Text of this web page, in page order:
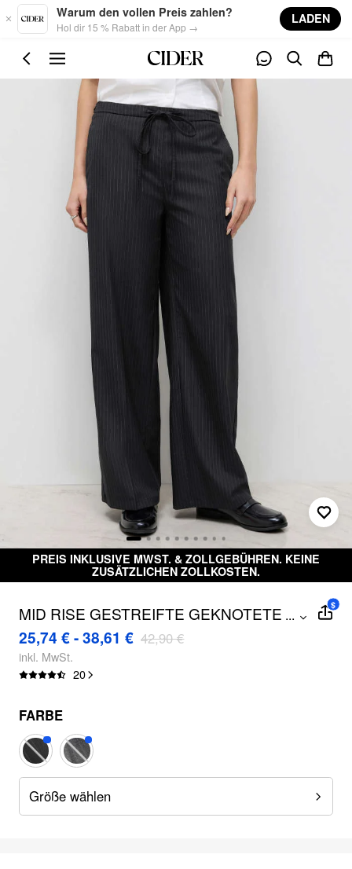
Skip to main content
Warum den vollen Preis zahlen?
Hol dir 15 % Rabatt in der App →
LADEN
PREIS INKLUSIVE MWST. & ZOLLGEBÜHREN. KEINE
ZUSÄTZLICHEN ZOLLKOSTEN.
MID RISE GESTREIFTE GEKNOTETE
GERADE HOSEN
...
25,74 € - 38,61 € 42,90 €
inkl. MwSt.
20
$
FARBE
Größe wählen